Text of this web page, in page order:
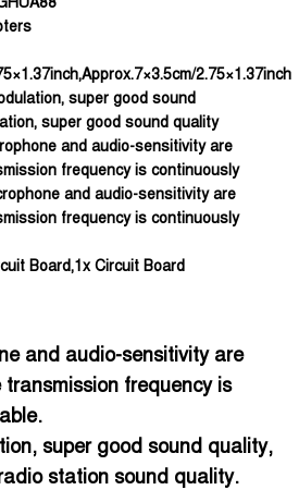
2.75×1.37inch
super good sound
super good sound quality
and audio-sensitivity are
frequency is continuously
and audio-sensitivity are
frequency is continuously
Board,1x Circuit Board
and audio-sensitivity are
frequency is
super good sound quality,
station sound quality.